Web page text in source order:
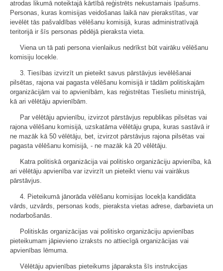
atrodas likumā noteiktajā kārtībā reģistrēts nekustamais īpašums.
Personas, kuras komisijas veidošanas laikā nav pierakstītas, var
ievēlēt tās pašvaldības vēlēšanu komisijā, kuras administratīvajā
teritorijā ir šīs personas pēdējā pieraksta vieta.
Viena un tā pati persona vienlaikus nedrīkst būt vairāku vēlēšanu
komisiju locekle.
3. Tiesības izvirzīt un pieteikt savus pārstāvjus ievēlēšanai
pilsētas, rajona vai pagasta vēlēšanu komisijā ir tādām politiskajām
organizācijām vai to apvienībām, kas reģistrētas Tieslietu ministrijā,
kā ari vēlētāju apvienībām.
Par vēlētāju apvienību, izvirzot pārstāvjus republikas pilsētas vai
rajona vēlēšanu komisijā, uzskatāma vēlētāju grupa, kuras sastāvā ir
ne mazāk kā 50 vēlētāju, bet, izvirzot pārstāvjus rajona pilsētas vai
pagasta vēlēšanu komisijā, - ne mazāk kā 20 vēlētāju.
Katra politiskā organizācija vai politisko organizāciju apvienība, kā
ari vēlētāju apvienība var izvirzīt un pieteikt vienu vai vairākus
pārstāvjus.
4. Pieteikumā jānorāda vēlēšanu komisijas locekļa kandidāta
vārds, uzvārds, personas kods, pieraksta vietas adrese, darbavieta un
nodarbošanās.
Politiskās organizācijas vai politisko organizāciju apvienības
pieteikumam jāpievieno izraksts no attiecīgā organizācijas vai
apvienības lēmuma.
Vēlētāju apvienības pieteikums jāparaksta šīs instrukcijas